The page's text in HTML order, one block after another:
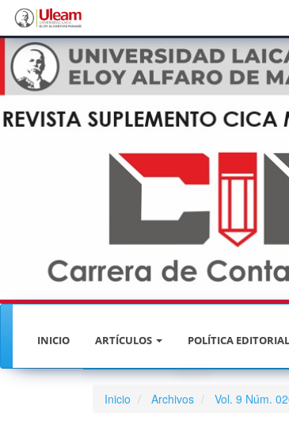
Navegación
principal
Contenido
principal
Barra
lateral
INICIO ARTÍCULOS
Números Anteriores
POLÍTICA EDITORIAL
Política de autoría
Inicio Archivos Vol. 9 Núm.